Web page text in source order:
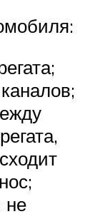
не